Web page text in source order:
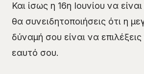
Και ίσως η 16η Ιουνίου να
θα συνειδητοποιήσεις ότι η
δύναμή σου είναι να
εαυτό σου.